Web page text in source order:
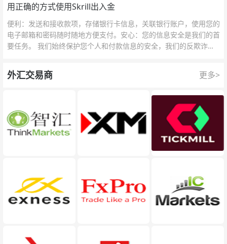
用正确的方式使用Skrill出入金
便利：发送和接收款项，存储银行卡信息，关联银行账户，使用您的
电子邮箱和密码随时随地方便支付。安心：您的信息安全是我们的首
要任务。 我们始终保护您个人和付款信息的安全，我们的反欺诈团
外汇交易商 更多>